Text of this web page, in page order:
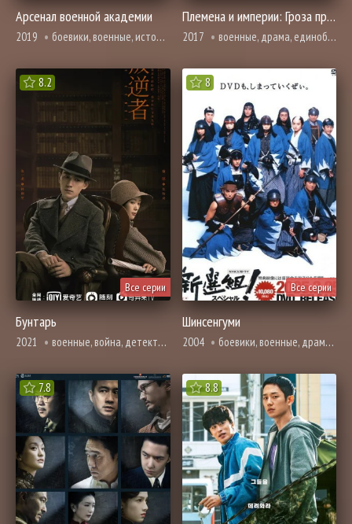
Арсенал военной академии
2019 боевики, военные, история, мелодрама, романтика
Племена и империи: Гроза пророчества
2017 военные, драма, единоборства, история, мелодрама, приключения, адаптация новел, романтика, фэнтези
8.2
Все серии
Бунтарь
2021 военные, война, детектив, драма, история, криминал, адаптация новел, триллер
8
Все серии
Шинсенгуми
2004 боевики, военные, драма, история
7.8 8.8